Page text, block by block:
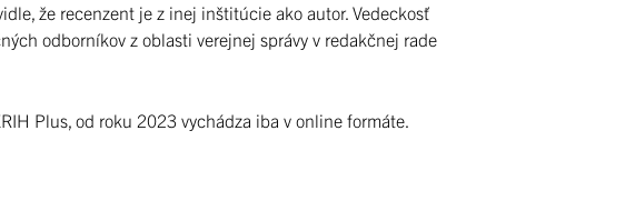
že recenzent je z inej inštitúcie ako autor. Vedeckosť
odborníkov z oblasti verejnej správy v redakčnej rade
Plus, od roku 2023 vychádza iba v online formáte.